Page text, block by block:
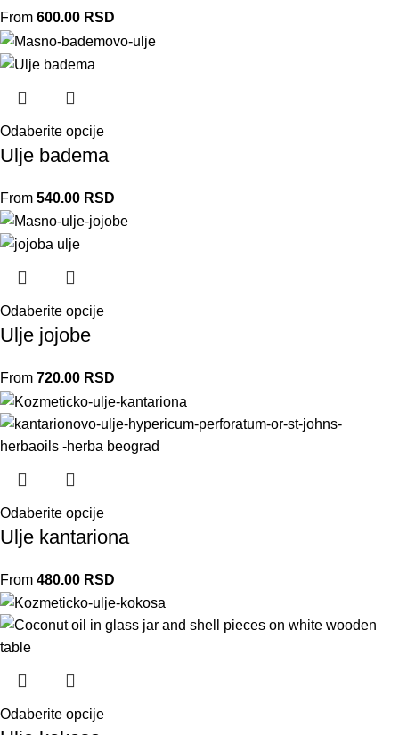
From 600.00 RSD
Odaberite opcije
Ulje badema
From 540.00 RSD
Odaberite opcije
Ulje jojobe
From 720.00 RSD
Odaberite opcije
Ulje kantariona
From 480.00 RSD
Odaberite opcije